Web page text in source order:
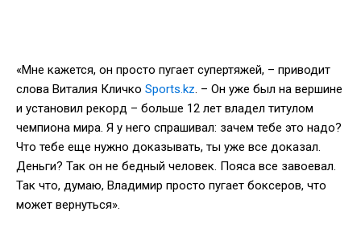
«Мне кажется, он просто пугает супертяжей, – приводит
слова Виталия Кличко Sports.kz. – Он уже был на вершине
и установил рекорд – больше 12 лет владел титулом
чемпиона мира. Я у него спрашивал: зачем тебе это надо?
Что тебе еще нужно доказывать, ты уже все доказал.
Деньги? Так он не бедный человек. Пояса все завоевал.
Так что, думаю, Владимир просто пугает боксеров, что
может вернуться».